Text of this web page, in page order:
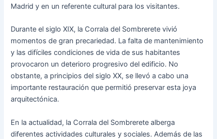
Madrid y en un referente cultural para los visitantes.
Durante el siglo XIX, la Corrala del Sombrerete vivió
momentos de gran precariedad. La falta de mantenimiento
y las difíciles condiciones de vida de sus habitantes
provocaron un deterioro progresivo del edificio. No
obstante, a principios del siglo XX, se llevó a cabo una
importante restauración que permitió preservar esta joya
arquitectónica.
En la actualidad, la Corrala del Sombrerete alberga
diferentes actividades culturales y sociales. Además de las